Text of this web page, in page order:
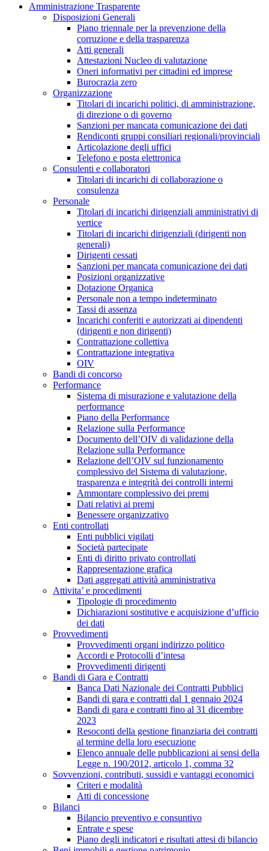
Amministrazione Trasparente
Disposizioni Generali
Piano triennale per la prevenzione della
corruzione e della trasparenza
Atti generali
Attestazioni Nucleo di valutazione
Oneri informativi per cittadini ed imprese
Burocrazia zero
Organizzazione
Titolari di incarichi politici, di amministrazione,
di direzione o di governo
Sanzioni per mancata comunicazione dei dati
Rendiconti gruppi consiliari regionali/provinciali
Articolazione degli uffici
Telefono e posta elettronica
Consulenti e collaboratori
Titolari di incarichi di collaborazione o
consulenza
Personale
Titolari di incarichi dirigenziali amministrativi di
vertice
Titolari di incarichi dirigenziali (dirigenti non
generali)
Dirigenti cessati
Sanzioni per mancata comunicazione dei dati
Posizioni organizzative
Dotazione Organica
Personale non a tempo indeterminato
Tassi di assenza
Incarichi conferiti e autorizzati ai dipendenti
(dirigenti e non dirigenti)
Contrattazione collettiva
Contrattazione integrativa
OIV
Bandi di concorso
Performance
Sistema di misurazione e valutazione della
performance
Piano della Performance
Relazione sulla Performance
Documento dell’OIV di validazione della
Relazione sulla Performance
Relazione dell’OIV sul funzionamento
complessivo del Sistema di valutazione,
trasparenza e integrità dei controlli interni
Ammontare complessivo dei premi
Dati relativi ai premi
Benessere organizzativo
Enti controllati
Enti pubblici vigilati
Società partecipate
Enti di diritto privato controllati
Rappresentazione grafica
Dati aggregati attività amministrativa
Attivita’ e procedimenti
Tipologie di procedimento
Dichiarazioni sostitutive e acquisizione d’ufficio
dei dati
Provvedimenti
Provvedimenti organi indirizzo politico
Accordi e Protocolli d’intesa
Provvedimenti dirigenti
Bandi di Gara e Contratti
Banca Dati Nazionale dei Contratti Pubblici
Bandi di gara e contratti dal 1 gennaio 2024
Bandi di gara e contratti fino al 31 dicembre
2023
Resoconti della gestione finanziaria dei contratti
al termine della loro esecuzione
Elenco annuale delle pubblicazioni ai sensi della
Legge n. 190/2012, articolo 1, comma 32
Sovvenzioni, contributi, sussidi e vantaggi economici
Criteri e modalità
Atti di concessione
Bilanci
Bilancio preventivo e consuntivo
Entrate e spese
Piano degli indicatori e risultati attesi di bilancio